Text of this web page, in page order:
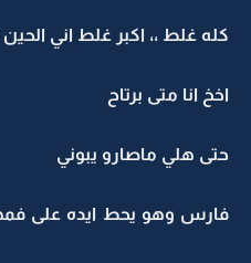
غلط ،، اكبر غلط اني الحين
انا متى برتاح
هلي ماصارو يبوني
وهو يحط ايده على فمها